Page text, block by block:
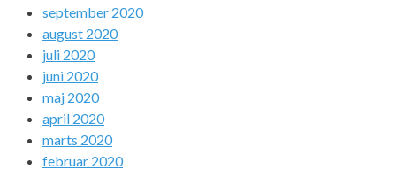
september 2020
august 2020
juli 2020
juni 2020
maj 2020
april 2020
marts 2020
februar 2020